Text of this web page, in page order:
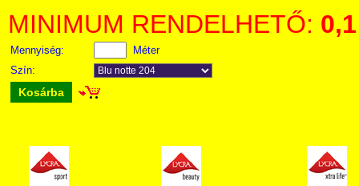
MINIMUM RENDELHETŐ: 0,1
Mennyiség:
Méter
Szín:
Kosárba